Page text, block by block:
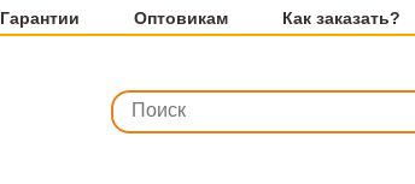
Гарантии Оптовикам Как заказать?